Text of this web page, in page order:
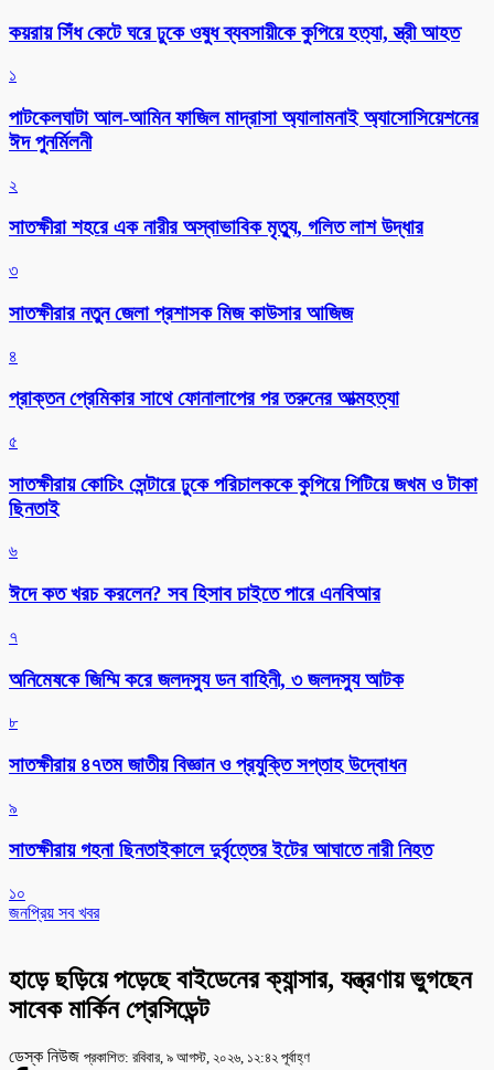
কয়রায় সিঁধ কেটে ঘরে ঢুকে ওষুধ ব্যবসায়ীকে কুপিয়ে হত্যা, স্ত্রী আহত
১
পাটকেলঘাটা আল-আমিন ফাজিল মাদ্রাসা অ্যালামনাই অ্যাসোসিয়েশনের
ঈদ পুনর্মিলনী
২
সাতক্ষীরা শহরে এক নারীর অস্বাভাবিক মৃত্যু, গলিত লাশ উদ্ধার
৩
সাতক্ষীরার নতুন জেলা প্রশাসক মিজ কাউসার আজিজ
৪
প্রাক্তন প্রেমিকার সাথে ফোনালাপের পর তরুনের আত্মহত্যা
৫
সাতক্ষীরায় কোচিং সেন্টারে ঢুকে পরিচালককে কুপিয়ে পিটিয়ে জখম ও টাকা
ছিনতাই
৬
ঈদে কত খরচ করলেন? সব হিসাব চাইতে পারে এনবিআর
৭
অনিমেষকে জিম্মি করে জলদস্যু ডন বাহিনী, ৩ জলদস্যু আটক
৮
সাতক্ষীরায় ৪৭তম জাতীয় বিজ্ঞান ও প্রযুক্তি সপ্তাহ উদ্বোধন
৯
সাতক্ষীরায় গহনা ছিনতাইকালে দুর্বৃত্তের ইটের আঘাতে নারী নিহত
১০
জনপ্রিয় সব খবর
হাড়ে ছড়িয়ে পড়েছে বাইডেনের ক্যান্সার, যন্ত্রণায় ভুগছেন
সাবেক মার্কিন প্রেসিডেন্ট
ডেস্ক নিউজ প্রকাশিত: রবিবার, ৯ আগস্ট, ২০২৬, ১২:৪২ পূর্বাহ্ণ